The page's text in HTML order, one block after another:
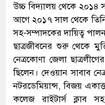
উচ্চ বিদ্যালয় থেকে ২০১৪
আগে ২০১৭ সাল থেকে
সহ-সম্পাদকের দায়িত্ব
ছাত্রজীবনের শুরু থেকে
নেত্রকোণা জেলা
ছিলেন। দেওয়ান সাবাব
নটরডেমিয়ান্স, বিজয়
কলেজ রাইটার্স ক্লাব সহ